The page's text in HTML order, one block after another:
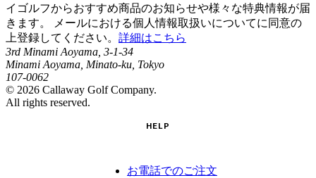
イゴルフからおすすめ商品のお知らせや様々な特典情報が届
きます。 メールにおける個人情報取扱いについてに同意の
上登録してください。 詳細はこちら
3rd Minami Aoyama, 3-1-34
Minami Aoyama, Minato-ku, Tokyo
107-0062
© 2026 Callaway Golf Company.
All rights reserved.
HELP
お電話でのご注文